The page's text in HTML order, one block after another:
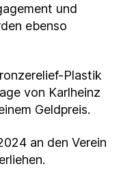
und
ebenso
Plastik
von Karlheinz
Geldpreis.
an den Verein